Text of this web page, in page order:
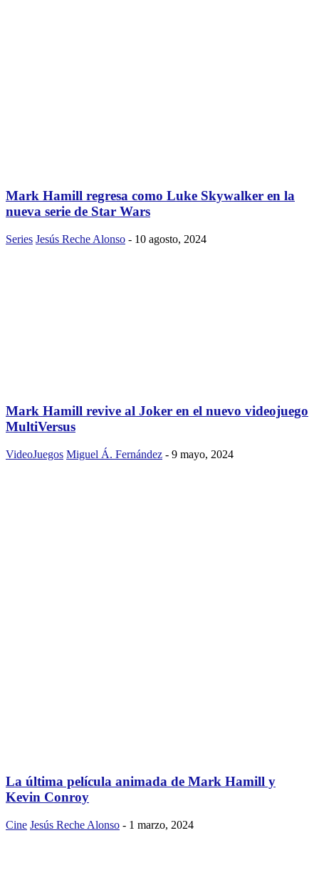
Mark Hamill regresa como Luke Skywalker en la
nueva serie de Star Wars
Series Jesús Reche Alonso - 10 agosto, 2024
Mark Hamill revive al Joker en el nuevo videojuego
MultiVersus
VideoJuegos Miguel Á. Fernández - 9 mayo, 2024
La última película animada de Mark Hamill y
Kevin Conroy
Cine Jesús Reche Alonso - 1 marzo, 2024